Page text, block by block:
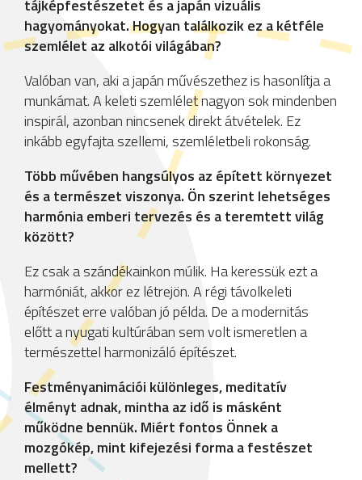
tájképfestészetet és a japán vizuális
hagyományokat. Hogyan találkozik ez a kétféle
szemlélet az alkotói világában?
Valóban van, aki a japán művészethez is hasonlítja a
munkámat. A keleti szemlélet nagyon sok mindenben
inspirál, azonban nincsenek direkt átvételek. Ez
inkább egyfajta szellemi, szemléletbeli rokonság.
Több művében hangsúlyos az épített környezet
és a természet viszonya. Ön szerint lehetséges
harmónia emberi tervezés és a teremtett világ
között?
Ez csak a szándékainkon múlik. Ha keressük ezt a
harmóniát, akkor ez létrejön. A régi távolkeleti
építészet erre valóban jó példa. De a modernitás
előtt a nyugati kultúrában sem volt ismeretlen a
természettel harmonizáló építészet.
Festményanimációi különleges, meditatív
élményt adnak, mintha az idő is másként
működne bennük. Miért fontos Önnek a
mozgókép, mint kifejezési forma a festészet
mellett?